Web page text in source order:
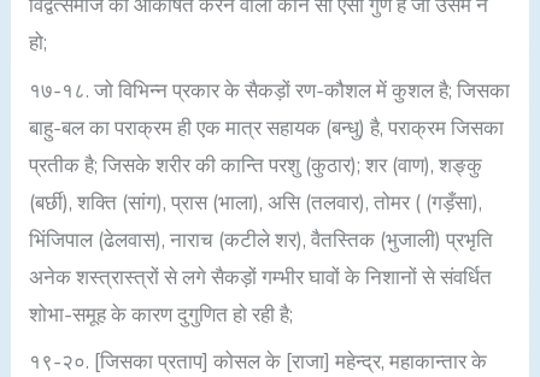
हो;
१७-१८. जो विभिन्न प्रकार के सैकड़ों रण-कौशल में कुशल है; जिसका
बाहु-बल का पराक्रम ही एक मात्र सहायक (बन्धु) है, पराक्रम जिसका
प्रतीक है; जिसके शरीर की कान्ति परशु (कुठार); शर (वाण), शङ्कु
(बर्छी), शक्ति (सांग), प्रास (भाला), असि (तलवार), तोमर ( (गड़ँसा),
भिंजिपाल (ढेलवास), नाराच (कटीले शर), वैतस्तिक (भुजाली) प्रभृति
अनेक शस्त्रास्त्रों से लगे सैकड़ों गम्भीर घावों के निशानों से संवर्धित
शोभा-समूह के कारण दुगुणित हो रही है;
१९-२०. [जिसका प्रताप] कोसल के [राजा] महेन्द्र, महाकान्तार के